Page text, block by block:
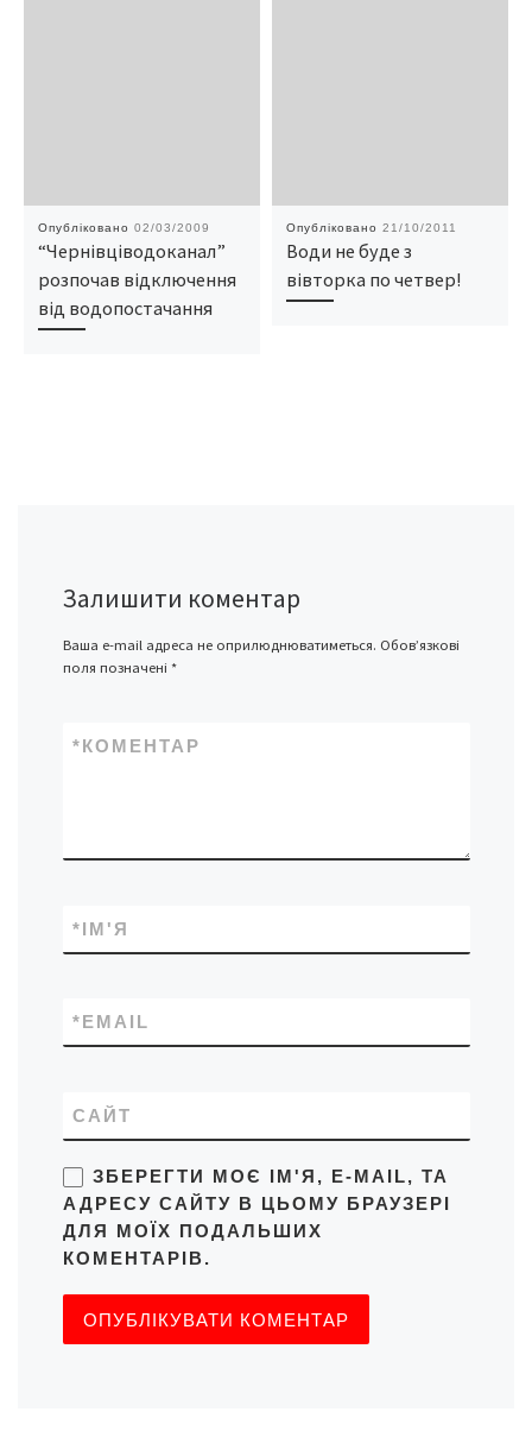
Опубліковано 02/03/2009
“Чернівціводоканал”
розпочав відключення
від водопостачання
Опубліковано 21/10/2011
Води не буде з
вівторка по четвер!
Залишити коментар
Ваша e-mail адреса не оприлюднюватиметься. Обов’язкові
поля позначені *
КОМЕНТАР
*
ІМ'Я
*
EMAIL
*
САЙТ
ЗБЕРЕГТИ МОЄ ІМ'Я, E-MAIL, ТА
АДРЕСУ САЙТУ В ЦЬОМУ БРАУЗЕРІ
ДЛЯ МОЇХ ПОДАЛЬШИХ
КОМЕНТАРІВ.